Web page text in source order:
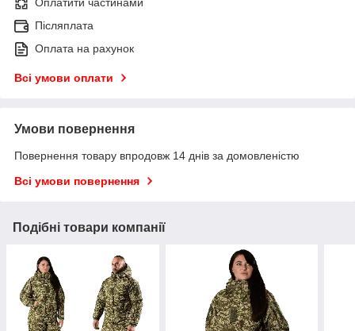
Оплатити частинами
Післяплата
Оплата на рахунок
Всі умови оплати
Умови повернення
Повернення товару впродовж 14 днів за домовленістю
Всі умови повернення
Подібні товари компанії